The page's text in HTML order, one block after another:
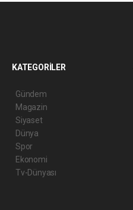
KATEGORİLER
Gündem
Magazin
Siyaset
Dünya
Spor
Ekonomi
Tv-Dünyası